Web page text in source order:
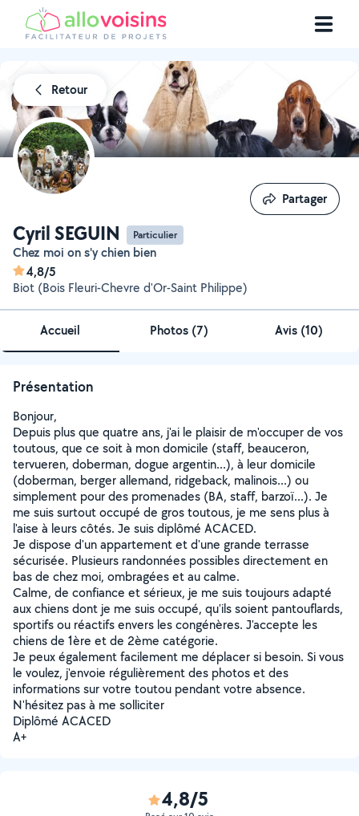
Retour
Cyril SEGUIN Particulier
Chez moi on s'y chien bien
4,8/5
Biot (Bois Fleuri-Chevre d'Or-Saint Philippe)
Partager
Partager
Accueil Photos (7) Avis (10)
Présentation
Bonjour,
Depuis plus que quatre ans, j'ai le plaisir de m'occuper de vos
toutous, que ce soit à mon domicile (staff, beauceron,
tervueren, doberman, dogue argentin...), à leur domicile
(doberman, berger allemand, ridgeback, malinois...) ou
simplement pour des promenades (BA, staff, barzoï...). Je
me suis surtout occupé de gros toutous, je me sens plus à
l'aise à leurs côtés. Je suis diplômé ACACED.
Je dispose d'un appartement et d'une grande terrasse
sécurisée. Plusieurs randonnées possibles directement en
bas de chez moi, ombragées et au calme.
Calme, de confiance et sérieux, je me suis toujours adapté
aux chiens dont je me suis occupé, qu'ils soient pantouflards,
sportifs ou réactifs envers les congénères. J'accepte les
chiens de 1ère et de 2ème catégorie.
Je peux également facilement me déplacer si besoin. Si vous
le voulez, j'envoie régulièrement des photos et des
informations sur votre toutou pendant votre absence.
N'hésitez pas à me solliciter
Diplômé ACACED
A+
4,8/5